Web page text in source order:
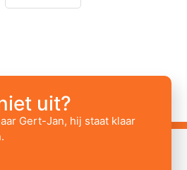
uit?
Gert-Jan, hij staat klaar